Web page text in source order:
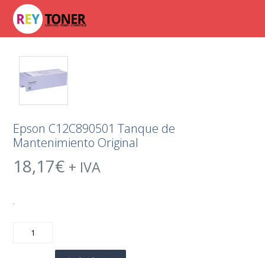
Epson C12C890501 Tanque de
Mantenimiento Original
18,17€ + IVA
.
C12C890501